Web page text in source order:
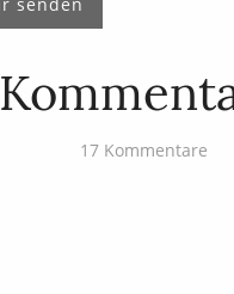
17 Kommentare